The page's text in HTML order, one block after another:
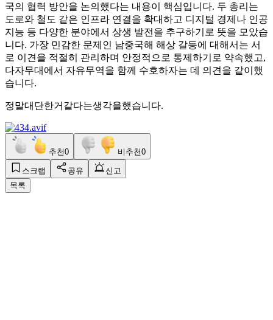
국의 협력 방안을 논의했다는 내용이 핵심입니다. 두 총리는
도로와 철도 같은 인프라 연결을 확대하고 디지털 경제나 인공
지능 등 다양한 분야에서 상생 발전을 추구하기로 뜻을 모았습
니다. 가장 민감한 문제인 남중국해 해상 갈등에 대해서는 서
로 이견을 적절히 관리하며 안정적으로 통제하기로 약속했고,
다자무대에서 자유무역을 함께 수호하자는 데 의견을 같이했
습니다.
정말대단한거같다는생각을했습니다.
추천0 비추천0
스크랩 공유
신고
목록